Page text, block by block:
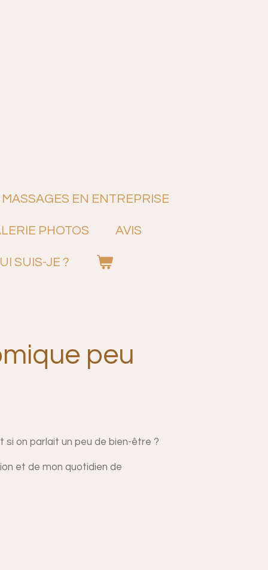
MASSAGES EN ENTREPRISE
PHOTOS AVIS
SUIS-JE ?
peu
on parlait un peu de bien-être ?
et de mon quotidien de